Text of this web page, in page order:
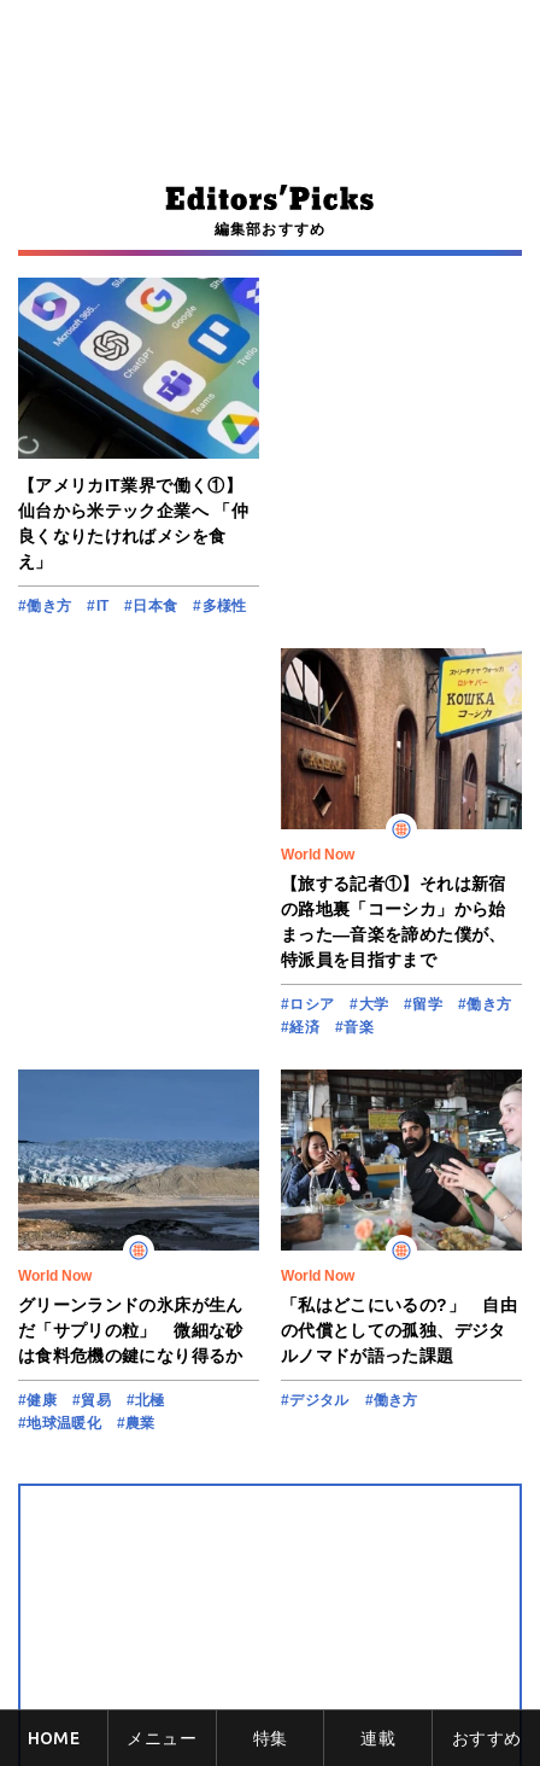
編集部おすすめ
【アメリカIT業界で働く①】
仙台から米テック企業へ 「仲
良くなりたければメシを食
え」
#働き方 #IT #日本食 #多様性
World Now
【旅する記者①】それは新宿
の路地裏「コーシカ」から始
まった―音楽を諦めた僕が、
特派員を目指すまで
#ロシア #大学 #留学
#働き方
#経済
#音楽
World Now
グリーンランドの氷床が生ん
だ「サプリの粒」 微細な砂
は食料危機の鍵になり得るか
#健康 #貿易
#北極
#地球温暖化
#農業
World Now
「私はどこにいるの?」 自由
の代償としての孤独、デジタ
ルノマドが語った課題
#デジタル #働き方
HOME メニュー 特集 連載 おすすめ